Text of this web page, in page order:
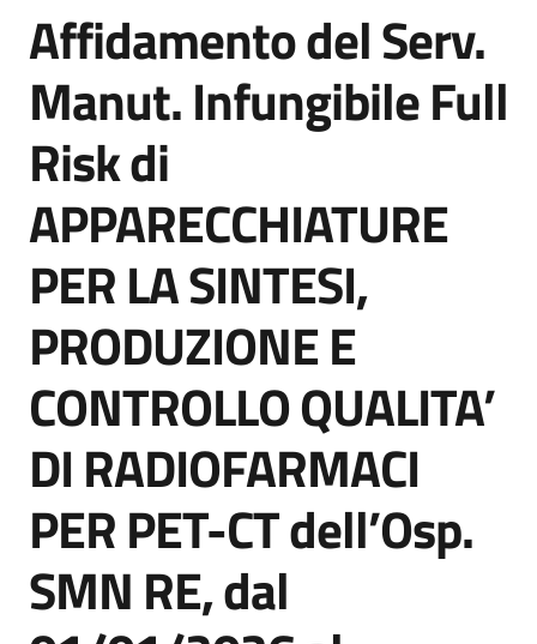
di
acquisto
Supporto
Piattaforme
telematiche
English
site
Seguici
su
Salta al contenuto
Affidamento del Serv.
Manut. Infungibile Full
Risk di
APPARECCHIATURE
PER LA SINTESI,
PRODUZIONE E
CONTROLLO QUALITA’
DI RADIOFARMACI
PER PET-CT dell’Osp.
SMN RE, dal